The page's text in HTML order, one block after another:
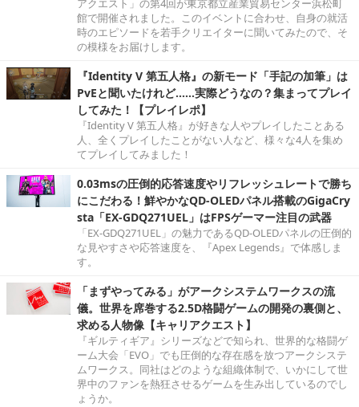
アクエスト」の第4回が東京都立産業貿易センター浜松町
館で開催されました。このイベントに合わせ、自身の就活
時のエピソードを若手クリエイターに聞いてみたので、そ
の模様をお届けします。
『Identity V 第五人格』の新モード「手記の加筆」は
PvEと聞いたけれど……実際どうなの？集まってプレイ
してみた！【プレイレポ】
『Identity V 第五人格』が好きな人やプレイしたことある
人、全くプレイしたことがない人など、様々な4人を集め
てプレイしてみました！
0.03msの圧倒的応答速度やリフレッシュレートで勝ち
にこだわる！鮮やかなQD-OLEDパネル搭載のGigaCry
sta「EX-GDQ271UEL」はFPSゲーマー注目の武器
「EX-GDQ271UEL」の魅力であるQD-OLEDパネルの圧倒的
な見やすさや応答速度を、『Apex Legends』で体感しま
す。
「まずやってみる」がアークシステムワークスの流
儀。世界を席巻する2.5D格闘ゲームの開発の裏側と、
求める人物像【キャリアクエスト】
『ギルティギア』シリーズなどで知られ、世界的な格闘ゲ
ーム大会「EVO」でも圧倒的な存在感を放つアークシステ
ムワークス。同社はどのような組織体制で、いかにして世
界中のファンを熱狂させるゲームを生み出しているのでし
ょうか。